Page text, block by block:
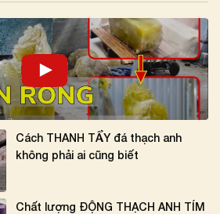
Cách THANH TẨY đá thạch anh
không phải ai cũng biết
Chất lượng ĐỘNG THẠCH ANH TÍM